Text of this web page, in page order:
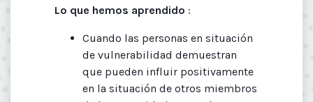
Lo que hemos aprendido :
Cuando las personas en situación
de vulnerabilidad demuestran
que pueden influir positivamente
en la situación de otros miembros